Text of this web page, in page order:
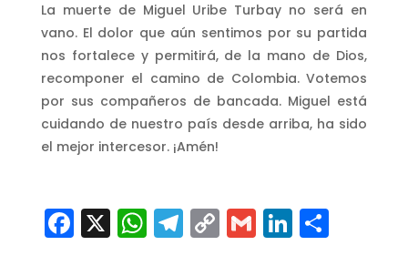
La muerte de Miguel Uribe Turbay no será en
vano. El dolor que aún sentimos por su partida
nos fortalece y permitirá, de la mano de Dios,
recomponer el camino de Colombia. Votemos
por sus compañeros de bancada. Miguel está
cuidando de nuestro país desde arriba, ha sido
el mejor intercesor. ¡Amén!
Facebook
X WhatsApp
Telegram
Copy
Link
Gmail